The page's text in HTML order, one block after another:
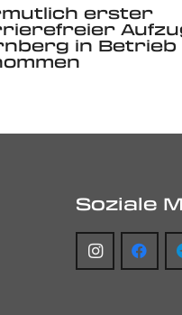
erster
in Betrieb
Soziale